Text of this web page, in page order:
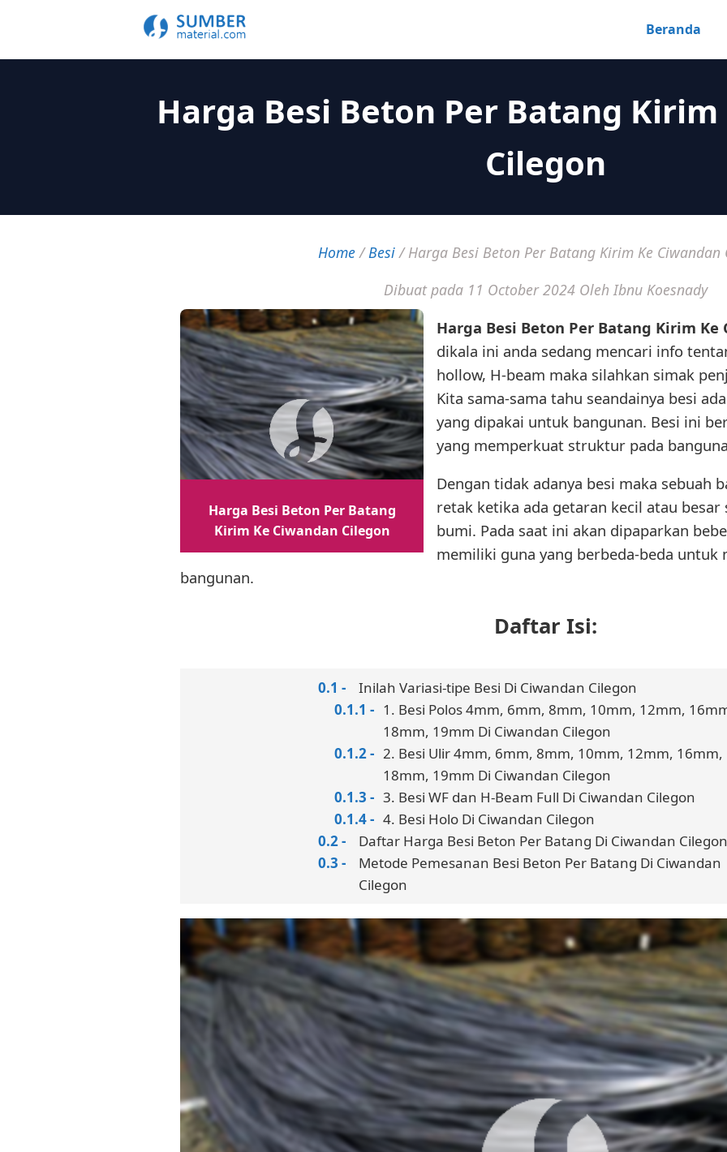
Beranda
Harga Besi Beton Per Batang
Cilegon
Home/Besi/Harga Besi Beton Per Batang Kirim Ke Ciwandan
Dibuat pada 11 October 2024 Oleh Ibnu Koesnady
Harga Besi Beton Per Batang
Kirim Ke Ciwandan Cilegon
Harga Besi Beton Per Batang Kirim Ke
dikala ini anda sedang mencari info
hollow, H-beam maka silahkan simak
Kita sama-sama tahu seandainya besi
yang dipakai untuk bangunan. Besi ini
yang memperkuat struktur pada
Dengan tidak adanya besi maka sebuah
retak ketika ada getaran kecil atau
bumi. Pada saat ini akan dipaparkan
memiliki guna yang berbeda-beda untuk
bangunan.
Daftar Isi:
Inilah Variasi-tipe Besi Di Ciwandan Cilegon
1. Besi Polos 4mm, 6mm, 8mm, 10mm, 12mm,
18mm, 19mm Di Ciwandan Cilegon
2. Besi Ulir 4mm, 6mm, 8mm, 10mm, 12mm, 16mm,
18mm, 19mm Di Ciwandan Cilegon
3. Besi WF dan H-Beam Full Di Ciwandan Cilegon
4. Besi Holo Di Ciwandan Cilegon
Daftar Harga Besi Beton Per Batang Di Ciwandan Cilegon
Metode Pemesanan Besi Beton Per Batang Di Ciwandan
Cilegon